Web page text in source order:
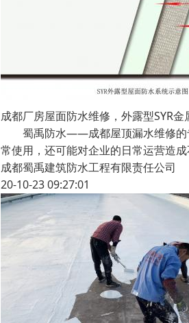
成都厂房屋面防水维修，外露型SYR
蜀禹防水——成都屋顶漏水维修的
常使用，还可能对企业的日常运营造
成都蜀禹建筑防水工程有限责任公司
20-10-23 09:27:01